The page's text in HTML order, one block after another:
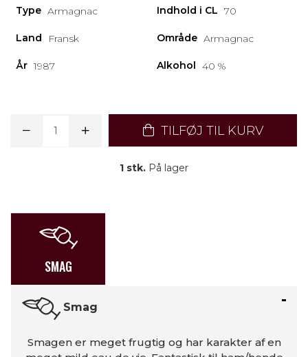
Type Armagnac Indhold i CL 70
Land Fransk Område Armagnac
År 1987 Alkohol 40 %
TILFØJ TIL KURV
1 stk. På lager
SMAG
Smag
Smagen er meget frugtig og har karakter af en